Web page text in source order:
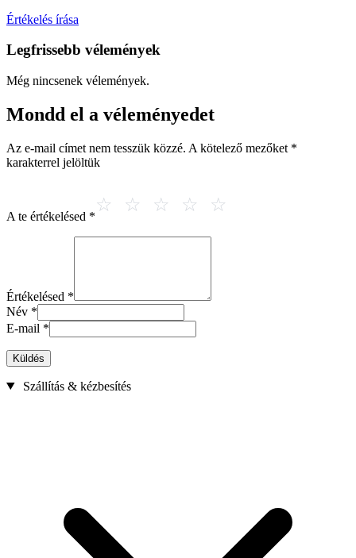
Értékelés írása
Legfrissebb vélemények
Még nincsenek vélemények.
Mondd el a véleményedet
Az e-mail címet nem tesszük közzé. A kötelező mezőket *
karakterrel jelöltük
A te értékelésed *
Értékelésed *
Név *
E-mail *
Küldés
Szállítás & kézbesítés